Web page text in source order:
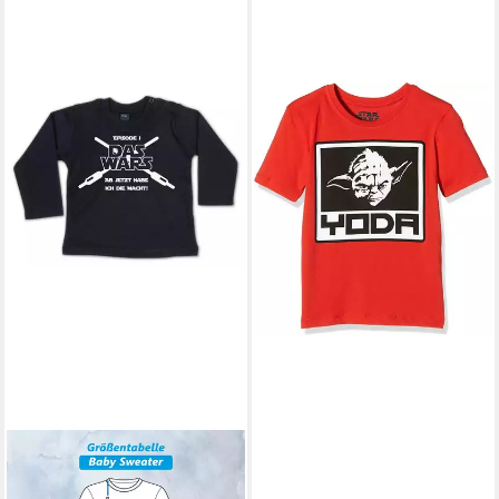
STAR WARSPrint-Shirt Yoda
Star Wars Kinder T-Shirt Rot
11,80 €